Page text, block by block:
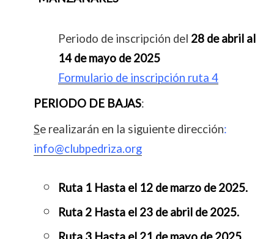
Periodo de inscripción del 28 de abril al
14 de mayo de 2025
Formulario de inscripción ruta 4
PERIODO DE BAJAS:
Se realizarán en la siguiente dirección:
info@clubpedriza.org
Ruta 1 Hasta el 12 de marzo de 2025.
Ruta 2 Hasta el 23 de abril de 2025.